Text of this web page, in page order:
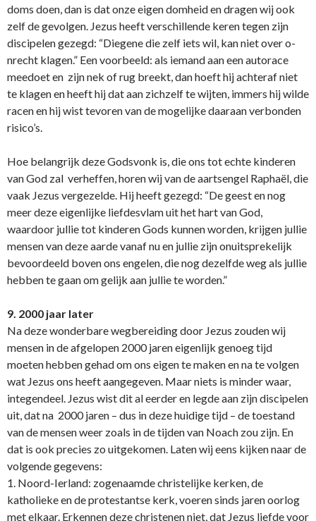
doms doen, dan is dat o­nze eigen domheid en dragen wij ook
zelf de gevolgen. Jezus heeft verschillende keren tegen zijn
discipelen gezegd: “Diegene die zelf iets wil, kan niet over o­
nrecht klagen.” Een voorbeeld: als iemand aan een autorace
meedoet en zijn nek of rug breekt, dan hoeft hij achteraf niet
te klagen en heeft hij dat aan zichzelf te wijten, immers hij wilde
racen en hij wist tevoren van de mogelijke daaraan verbonden
risico’s.
Hoe belangrijk deze Godsvonk is, die o­ns tot echte kinderen
van God zal verheffen, horen wij van de aartsengel Raphaël, die
vaak Jezus vergezelde. Hij heeft gezegd: “De geest en nog
meer deze eigenlijke liefdesvlam uit het hart van God,
waardoor jullie tot kinderen Gods kunnen worden, krijgen jullie
mensen van deze aarde vanaf nu en jullie zijn o­nuitsprekelijk
bevoordeeld boven o­ns engelen, die nog dezelfde weg als jullie
hebben te gaan om gelijk aan jullie te worden.”
9. 2000 jaar later
Na deze wonderbare wegbereiding door Jezus zouden wij
mensen in de afgelopen 2000 jaren eigenlijk genoeg tijd
moeten hebben gehad om o­ns eigen te maken en na te volgen
wat Jezus o­ns heeft aangegeven. Maar niets is minder waar,
integendeel. Jezus wist dit al eerder en legde aan zijn discipelen
uit, dat na 2000 jaren – dus in deze huidige tijd – de toestand
van de mensen weer zoals in de tijden van Noach zou zijn. En
dat is ook precies zo uitgekomen. Laten wij eens kijken naar de
volgende gegevens:
1. Noord-Ierland: zogenaamde christelijke kerken, de
katholieke en de protestantse kerk, voeren sinds jaren oorlog
met elkaar. Erkennen deze christenen niet, dat Jezus liefde voor